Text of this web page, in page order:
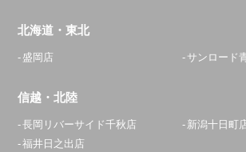
北海道・東北
盛岡店 サンロード
信越・北陸
長岡リバーサイド千秋店
新潟十日町
福井日之出店